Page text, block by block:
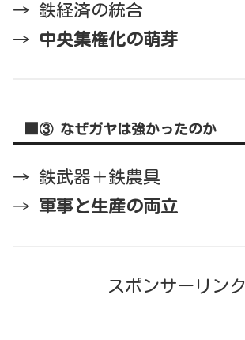
→ 鉄経済の統合
→ 中央集権化の萌芽
■③ なぜガヤは強かったのか
→ 鉄武器＋鉄農具
→ 軍事と生産の両立
スポンサーリンク